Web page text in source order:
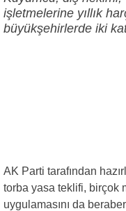
işletmelerine yıllık
büyükşehirlerde iki
AK Parti tarafından
torba yasa teklifi, birçok
uygulamasını da